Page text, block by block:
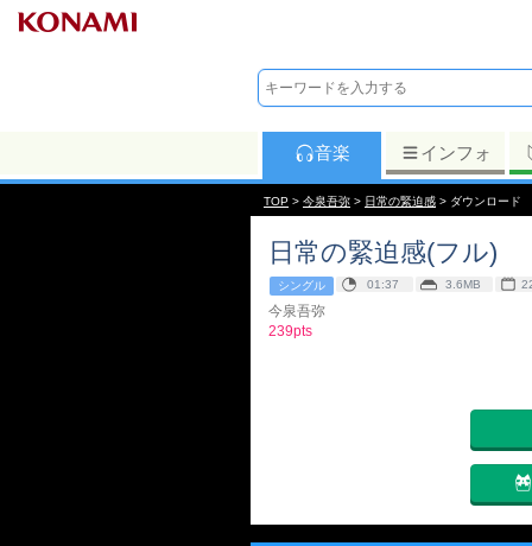
音楽 インフォ
TOP > 今泉吾弥 > 日常の緊迫感 > ダウンロード
日常の緊迫感(フル)
シングル 01:37 3.6MB
今泉吾弥
239pts